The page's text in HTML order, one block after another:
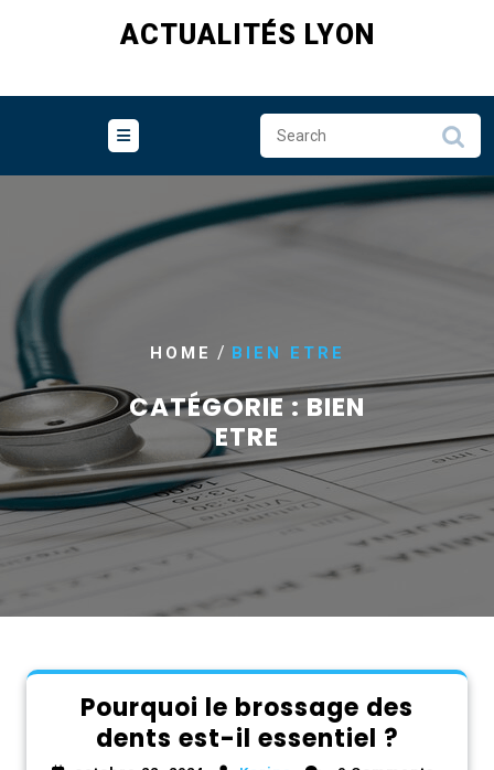
ACTUALITÉS LYON
HOME / BIEN ETRE
CATÉGORIE :BIEN
ETRE
Pourquoi le brossage des
dents est-il essentiel ?